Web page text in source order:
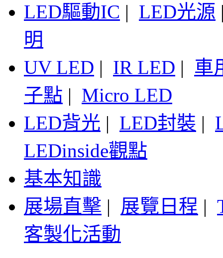
LED驅動IC | LED光源
明
UV LED | IR LED | 車
子點 | Micro LED
LED背光 | LED封裝 |
LEDinside觀點
基本知識
展場直擊 | 展覽日程 |
客製化活動